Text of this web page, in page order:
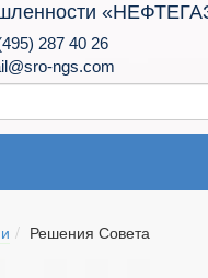
287 40 26
ngs.com
Решения Совета